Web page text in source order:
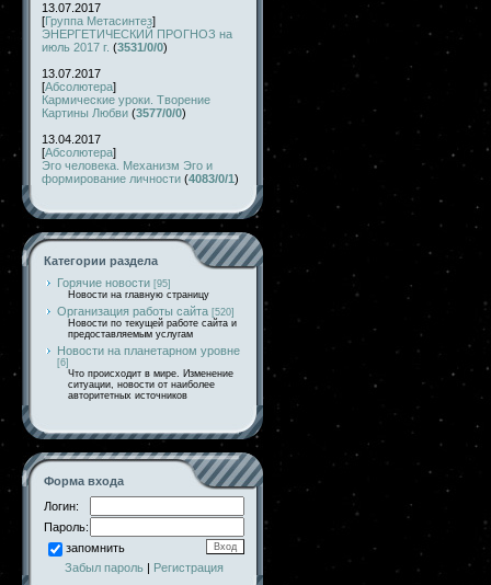
13.07.2017
[Группа Метасинтез]
ЭНЕРГЕТИЧЕСКИЙ ПРОГНОЗ на
июль 2017 г. (3531/0/0)
13.07.2017
[Абсолютера]
Кармические уроки. Творение
Картины Любви (3577/0/0)
13.04.2017
[Абсолютера]
Эго человека. Механизм Эго и
формирование личности (4083/0/1)
Категории раздела
Горячие новости [95]
Новости на главную страницу
Организация работы сайта [520]
Новости по текущей работе сайта и
предоставляемым услугам
Новости на планетарном уровне
[6]
Что происходит в мире. Изменение
ситуации, новости от наиболее
авторитетных источников
Форма входа
Логин:
Пароль:
запомнить
Забыл пароль | Регистрация